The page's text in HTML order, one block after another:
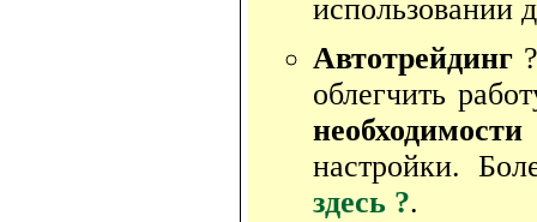
использовании
Автотрейдинг
облегчить
настройки.
здесь ?.